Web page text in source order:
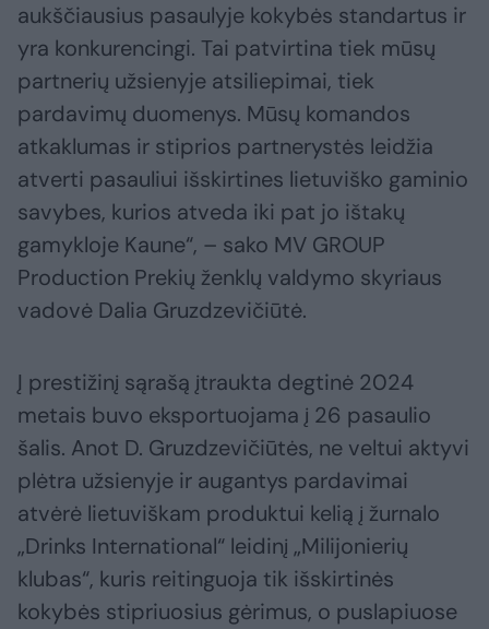
aukščiausius pasaulyje kokybės standartus ir
yra konkurencingi. Tai patvirtina tiek mūsų
partnerių užsienyje atsiliepimai, tiek
pardavimų duomenys. Mūsų komandos
atkaklumas ir stiprios partnerystės leidžia
atverti pasauliui išskirtines lietuviško gaminio
savybes, kurios atveda iki pat jo ištakų
gamykloje Kaune“, – sako MV GROUP
Production Prekių ženklų valdymo skyriaus
vadovė Dalia Gruzdzevičiūtė.
Į prestižinį sąrašą įtraukta degtinė 2024
metais buvo eksportuojama į 26 pasaulio
šalis. Anot D. Gruzdzevičiūtės, ne veltui aktyvi
plėtra užsienyje ir augantys pardavimai
atvėrė lietuviškam produktui kelią į žurnalo
„Drinks International“ leidinį „Milijonierių
klubas“, kuris reitinguoja tik išskirtinės
kokybės stipriuosius gėrimus, o puslapiuose